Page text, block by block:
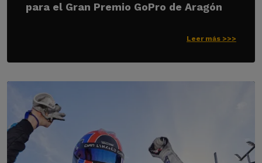
para el Gran Premio GoPro de Aragón
Leer más >>>